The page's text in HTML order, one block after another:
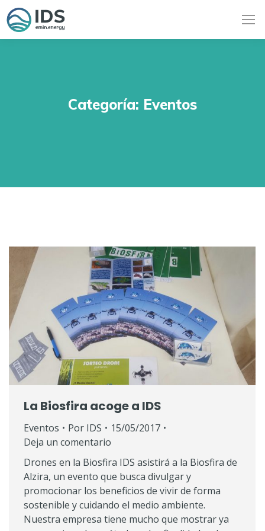
Categoría: Eventos
La Biosfira acoge a IDS
Eventos Por IDS
15/05/2017
Deja un comentario
Drones en la Biosfira IDS asistirá a la Biosfira de
Alzira, un evento que busca divulgar y
promocionar los beneficios de vivir de forma
sostenible y cuidando el medio ambiente.
Nuestra empresa tiene mucho que mostrar ya